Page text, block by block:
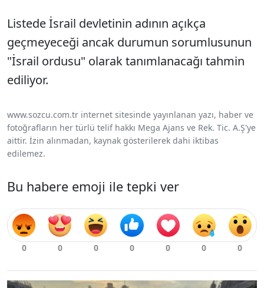
Listede İsrail devletinin adının açıkça
geçmeyeceği ancak durumun sorumlusunun
"İsrail ordusu" olarak tanımlanacağı tahmin
ediliyor.
www.sozcu.com.tr internet sitesinde yayınlanan yazı, haber ve
fotoğrafların her türlü telif hakkı Mega Ajans ve Rek. Tic. A.Ş'ye
aittir. İzin alınmadan, kaynak gösterilerek dahi iktibas
edilemez.
Bu habere emoji ile tepki ver